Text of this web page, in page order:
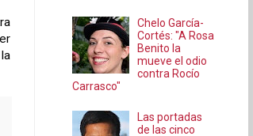
Chelo García-
Cortés: "A Rosa
Benito la
mueve el odio
contra Rocío
Carrasco"
Las portadas
de las cinco